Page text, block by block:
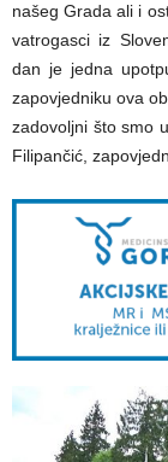
našeg Grada ali i
vatrogasci iz
dan je jedna
zapovjedniku ova
zadovoljni što smo
Filipančić,